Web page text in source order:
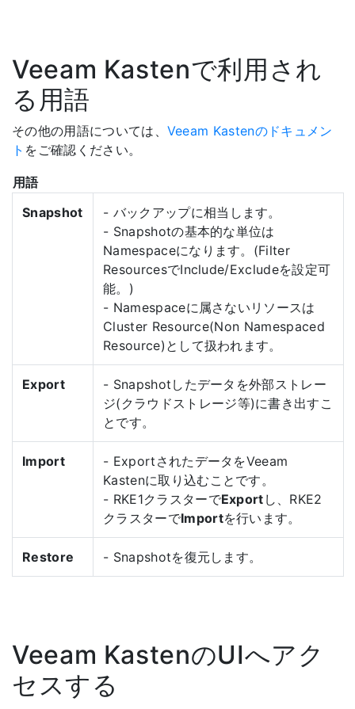
Veeam Kastenで利用され
る用語
その他の用語については、 Veeam Kastenのドキュメン
ト をご確認ください。
用語
Snapshot
- バックアップに相当します。
- Snapshotの基本的な単位は
Namespaceになります。(Filter
ResourcesでInclude/Excludeを設定可
能。)
- Namespaceに属さないリソースは
Cluster Resource(Non Namespaced
Resource)として扱われます。
Export
- Snapshotしたデータを外部ストレー
ジ(クラウドストレージ等)に書き出すこ
とです。
Import
- ExportされたデータをVeeam
Kastenに取り込むことです。
- RKE1クラスターでExport し、RKE2
クラスターでImportを行います。
Restore - Snapshotを復元します。
Veeam KastenのUIへアク
セスする